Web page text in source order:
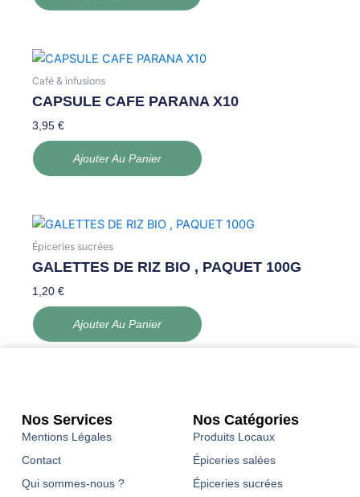
Café & infusions
CAPSULE CAFE PARANA X10
3,95€
Ajouter Au Panier
Épiceries sucrées
GALETTES DE RIZ BIO , PAQUET 100G
1,20€
Ajouter Au Panier
Nos Services
Mentions Légales
Contact
Qui sommes-nous ?
Nos Catégories
Produits Locaux
Épiceries salées
Épiceries sucrées